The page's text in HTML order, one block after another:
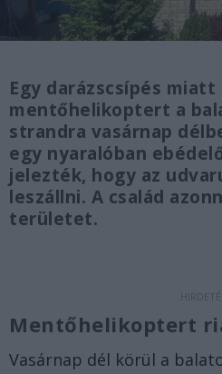
Egy darázscsípés
mentőhelikoptert a
strandra vasárnap
egy nyaralóban
jelezték, hogy az
leszállni. A család
területet.
Mentőhelikoptert
Vasárnap dél körül a